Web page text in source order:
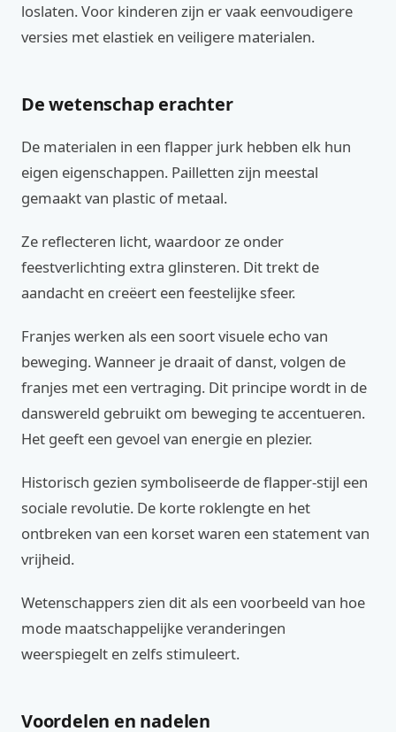
loslaten. Voor kinderen zijn er vaak eenvoudigere
versies met elastiek en veiligere materialen.
De wetenschap erachter
De materialen in een flapper jurk hebben elk hun
eigen eigenschappen. Pailletten zijn meestal
gemaakt van plastic of metaal.
Ze reflecteren licht, waardoor ze onder
feestverlichting extra glinsteren. Dit trekt de
aandacht en creëert een feestelijke sfeer.
Franjes werken als een soort visuele echo van
beweging. Wanneer je draait of danst, volgen de
franjes met een vertraging. Dit principe wordt in de
danswereld gebruikt om beweging te accentueren.
Het geeft een gevoel van energie en plezier.
Historisch gezien symboliseerde de flapper-stijl een
sociale revolutie. De korte roklengte en het
ontbreken van een korset waren een statement van
vrijheid.
Wetenschappers zien dit als een voorbeeld van hoe
mode maatschappelijke veranderingen
weerspiegelt en zelfs stimuleert.
Voordelen en nadelen